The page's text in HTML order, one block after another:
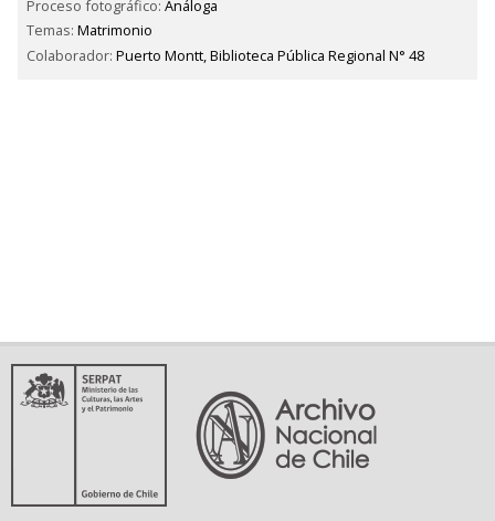
Proceso fotográfico: Análoga
Temas: Matrimonio
Colaborador: Puerto Montt, Biblioteca Pública Regional N° 48